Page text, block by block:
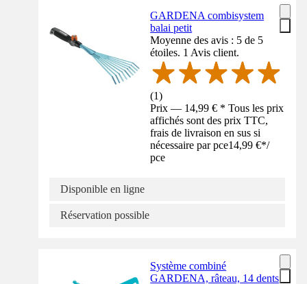
GARDENA combisystem
balai petit
Moyenne des avis : 5 de 5
étoiles. 1 Avis client.
(1)
Prix — 14,99 € * Tous les prix
affichés sont des prix TTC,
frais de livraison en sus si
nécessaire par pce14,99 €*/
pce
Disponible en ligne
Réservation possible
Système combiné
GARDENA, râteau, 14 dents